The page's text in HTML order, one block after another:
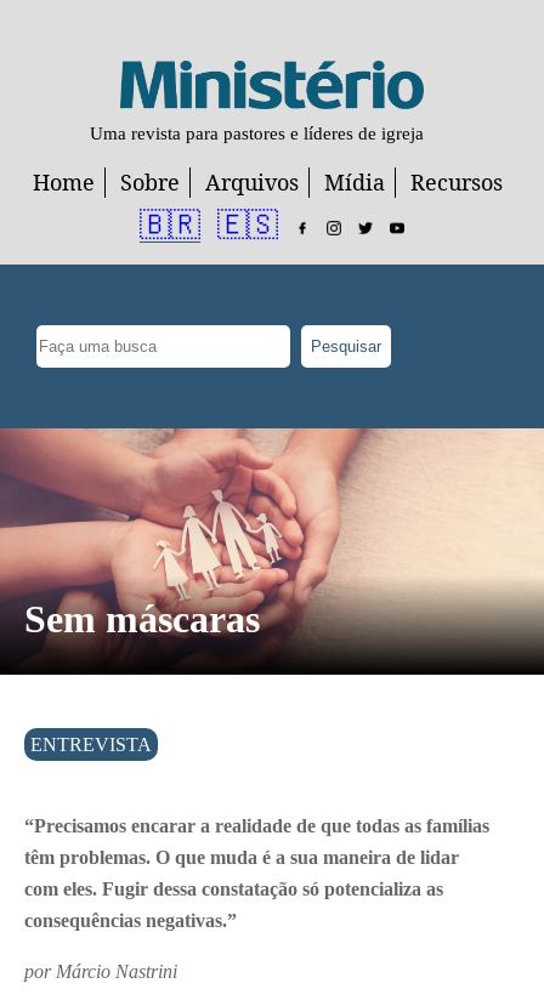
Uma revista para pastores e líderes de igreja
Home Sobre Arquivos Mídia Recursos
🇧🇷 🇪🇸
Pesquisar
Sem máscaras
ENTREVISTA
“Precisamos encarar a realidade de que todas as famílias
têm problemas. O que muda é a sua maneira de lidar
com eles. Fugir dessa constatação só potencializa as
consequências negativas.”
por Márcio Nastrini